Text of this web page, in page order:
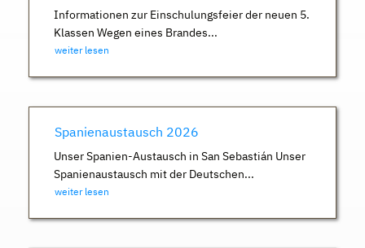
Informationen zur Einschulungsfeier der neuen 5.
Klassen Wegen eines Brandes...
weiter lesen
Spanienaustausch 2026
Unser Spanien-Austausch in San Sebastián Unser
Spanienaustausch mit der Deutschen...
weiter lesen